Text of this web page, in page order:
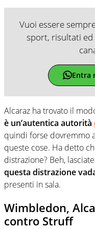
Vuoi essere
sport, risultati ed
Entra
Alcaraz ha trovato il
è un’autentica autorità
quindi forse dovremmo
queste cose. Ha detto
distrazione? Beh,
questa distrazione
presenti in sala.
Wimbledon,
contro Struff